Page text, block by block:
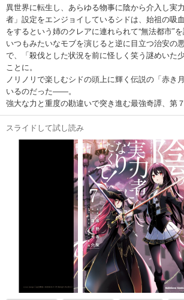
異世界に転生し、あらゆる物事に陰から介入し実
者」設定をエンジョイしているシドは、始祖の吸
をするという姉のクレアに連れられて”無法都市″を
いつもみたいなモブを演じると逆に目立つ治安の
で、「殺伐とした状況を前に怪しく笑う謎めいた
ことに。
ノリノリで楽しむシドの頭上に輝く伝説の「赤き
いるのだった――。
強大な力と重度の勘違いで突き進む最強奇譚、第
スライドして試し読み